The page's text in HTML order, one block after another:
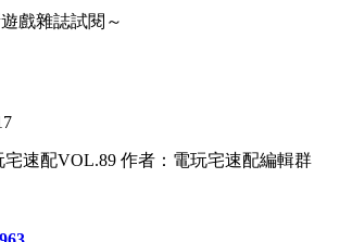
戲雜誌試閱～
速配VOL.89 作者：電玩宅速配編輯群